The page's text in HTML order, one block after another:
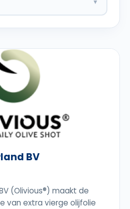
BV
(Olivious®) maakt de
van extra vierge olijfolie